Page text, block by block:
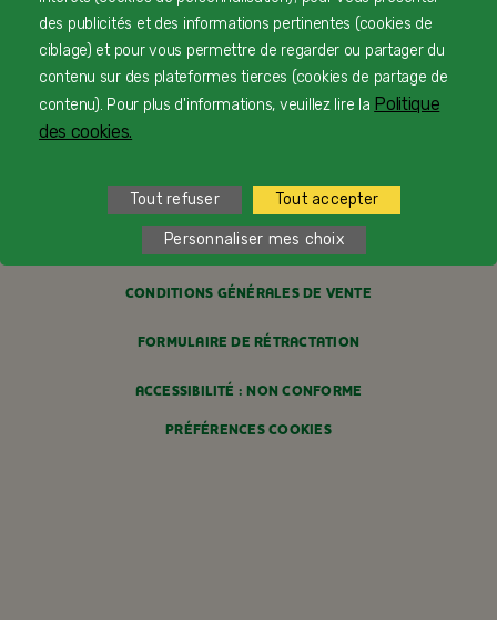
PROFESSIONNELS DE SANTÉ
FAQ
POLITIQUE COOKIES
POLITIQUE DE CONFIDENTIALITÉ
CONDITIONS GÉNÉRALES DE VENTE
FORMULAIRE DE RÉTRACTATION
ACCESSIBILITÉ : NON CONFORME
PRÉFÉRENCES COOKIES
des publicités et des informations pertinentes (cookies de
ciblage) et pour vous permettre de regarder ou partager du
contenu sur des plateformes tierces (cookies de partage de
contenu). Pour plus d'informations, veuillez lire la Politique
des cookies.
Tout refuser Tout accepter
Personnaliser mes choix